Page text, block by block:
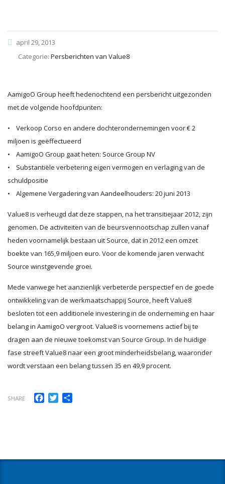
april 29, 2013
Categorie: Persberichten van Value8
AamigoO Group heeft hedenochtend een persbericht uitgezonden
met de volgende hoofdpunten:
• Verkoop Corso en andere dochterondernemingen voor € 2
miljoen is geëffectueerd
• AamigoO Group gaat heten: Source Group NV
• Substantiële verbetering eigen vermogen en verlaging van de
schuldpositie
• Algemene Vergadering van Aandeelhouders: 20 juni 2013
Value8 is verheugd dat deze stappen, na het transitiejaar 2012, zijn
genomen. De activiteiten van de beursvennootschap zullen vanaf
heden voornamelijk bestaan uit Source, dat in 2012 een omzet
boekte van 165,9 miljoen euro. Voor de komende jaren verwacht
Source winstgevende groei.
Mede vanwege het aanzienlijk verbeterde perspectief en de goede
ontwikkeling van de werkmaatschappij Source, heeft Value8
besloten tot een additionele investering in de onderneming en haar
belang in AamigoO vergroot. Value8 is voornemens actief bij te
dragen aan de nieuwe toekomst van Source Group. In de huidige
fase streeft Value8 naar een groot minderheidsbelang, waaronder
wordt verstaan een belang tussen 35 en 49,9 procent.
SHARE Facebook
Twitter